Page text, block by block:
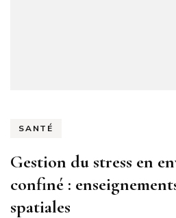
SANTÉ
Gestion du stress en
confiné :
spatiales